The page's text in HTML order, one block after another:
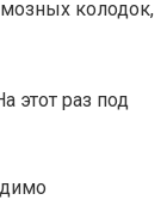
колодок,
этот раз под